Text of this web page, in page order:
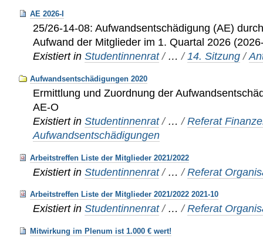
AE 2026-I
25/26-14-08: Aufwandsentschädigung (AE)
Aufwand der Mitglieder im 1. Quartal 2026
Existiert in Studentinnenrat / …/14. Sitzung /
Aufwandsentschädigungen 2020
Ermittlung und Zuordnung der
AE-O
Existiert in Studentinnenrat / …/Referat
Aufwandsentschädigungen
Arbeitstreffen Liste der Mitglieder 2021/2022
Existiert in Studentinnenrat / …/Referat
Arbeitstreffen Liste der Mitglieder 2021/2022 2021-10
Existiert in Studentinnenrat / …/Referat
Mitwirkung im Plenum ist 1.000 € wert!